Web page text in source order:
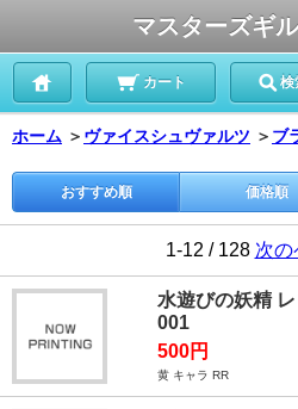
マスターズギ
カート 検
ホーム ＞ ヴァイスシュヴァルツ ＞ ブ
おすすめ順 価格順
1-12 / 128 次の
水遊びの妖精
001
500円
黄 キャラ RR